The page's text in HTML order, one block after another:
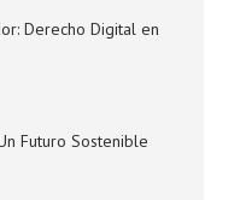
Derecho Digital en
Futuro Sostenible